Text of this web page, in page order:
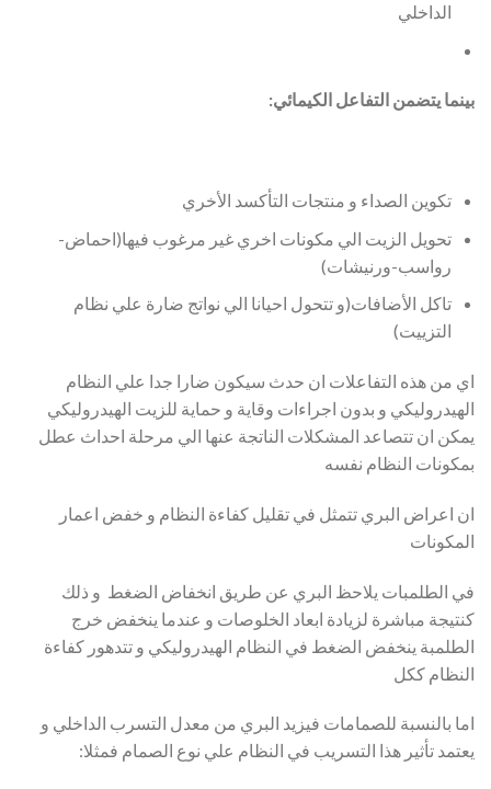
الداخلي
بينما يتضمن التفاعل الكيمائي:
تكوين الصداء و منتجات التأكسد الأخري
تحويل الزيت الي مكونات اخري غير مرغوب فيها(احماض-
رواسب-ورنيشات)
تاكل الأضافات(و تتحول احيانا الي نواتج ضارة علي نظام
التزييت)
اي من هذه التفاعلات ان حدث سيكون ضارا جدا علي النظام
الهيدروليكي و بدون اجراءات وقاية و حماية للزيت الهيدروليكي
يمكن ان تتصاعد المشكلات الناتجة عنها الي مرحلة احداث عطل
بمكونات النظام نفسه
ان اعراض البري تتمثل في تقليل كفاءة النظام و خفض اعمار
المكونات
في الطلمبات يلاحظ البري عن طريق انخفاض الضغط و ذلك
كنتيجة مباشرة لزيادة ابعاد الخلوصات و عندما ينخفض خرج
الطلمبة ينخفض الضغط في النظام الهيدروليكي و تتدهور كفاءة
النظام ككل
اما بالنسبة للصمامات فيزيد البري من معدل التسرب الداخلي و
يعتمد تأثير هذا التسريب في النظام علي نوع الصمام فمثلا: